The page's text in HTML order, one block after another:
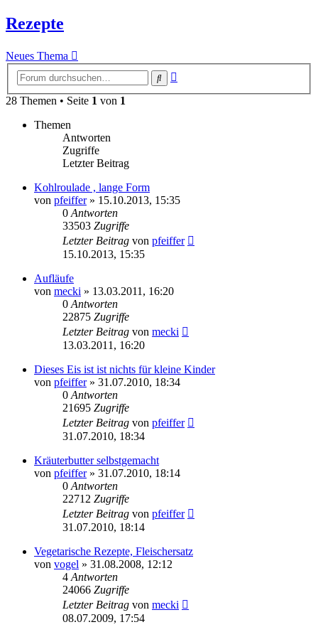
Rezepte
Neues Thema
Suche
28 Themen • Seite 1 von 1
Themen
Antworten
Zugriffe
Letzter Beitrag
Kohlroulade , lange Form
von pfeiffer» 15.10.2013, 15:35
0 Antworten
33503 Zugriffe
Letzter Beitrag von pfeiffer
15.10.2013, 15:35
Aufläufe
von mecki » 13.03.2011, 16:20
0 Antworten
22875 Zugriffe
Letzter Beitrag von mecki
13.03.2011, 16:20
Dieses Eis ist ist nichts für kleine Kinder
von pfeiffer» 31.07.2010, 18:34
0 Antworten
21695 Zugriffe
Letzter Beitrag von pfeiffer
31.07.2010, 18:34
Kräuterbutter selbstgemacht
von pfeiffer» 31.07.2010, 18:14
0 Antworten
22712 Zugriffe
Letzter Beitrag von pfeiffer
31.07.2010, 18:14
Vegetarische Rezepte, Fleischersatz
von vogel » 31.08.2008, 12:12
4 Antworten
24066 Zugriffe
Letzter Beitrag von mecki
08.07.2009, 17:54